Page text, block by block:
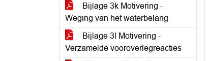
Bijlage 3k Motivering -
Weging van het waterbelang
Bijlage 3l Motivering -
Verzamelde vooroverlegreacties